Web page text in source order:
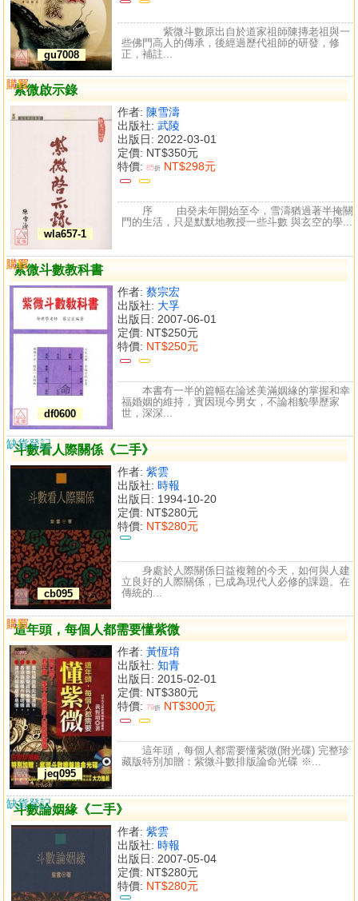
gu7008
紫微斗數原出自於道家祖師陳摶老祖與一
些佛門高人的傳承，後經過歷代祖師的研發，修
正，補註...
紫微啟示錄
wla657-1
作者: 陳雪濤
出版社: 武陵
出版日: 2022-03-01
定價: NT$350元
特價: 85折 NT$298元
購買
比較
序 由癸未年開始至今，雪濤猶過著半掩關
門的生活，只是默默地教授一些斗數 與玄空的學...
紫微斗數教科書
df0600
作者: 蔡宗宏
出版社: 大孚
出版日: 2007-06-01
定價: NT$250元
特價: NT$250元
購買
比較
本書有一半的篇幅在論述美滿姻緣的掌握和幸
福婚姻的維持，實因現今男女，不論相貌學歷家
世，深深...
斗數看人際關係《二手》
cb095
作者: 紫雲
出版社: 時報
出版日: 1994-10-20
定價: NT$280元
特價: NT$280元
缺貨登記
身處於人際關係日益複雜的今天，如何與人建
立良好的人際關係，已成為現代人必修的課題。在
傳統的...
這年頭，每個人都需要懂紫微
jeq095
作者: 黃恆堉
出版社: 知青
出版日: 2015-02-01
定價: NT$380元
特價: 79折 NT$300元
購買
比較
這年頭，每個人都需要懂紫微(附光碟) 完整珍
藏版特別加贈：紫微斗數排版論命光碟 ※...
斗數論姻緣《二手》
作者: 紫雲
出版社: 時報
出版日: 2007-05-04
定價: NT$280元
特價: NT$280元
缺貨登記